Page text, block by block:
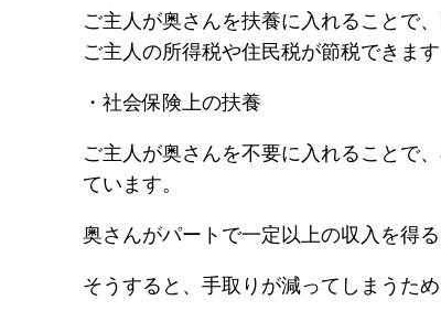
ご主人が奥さんを扶養に入れることで
ご主人の所得税や住民税が節税できます
・社会保険上の扶養
ご主人が奥さんを不要に入れることで
ています。
奥さんがパートで一定以上の収入を得
そうすると、手取りが減ってしまうた